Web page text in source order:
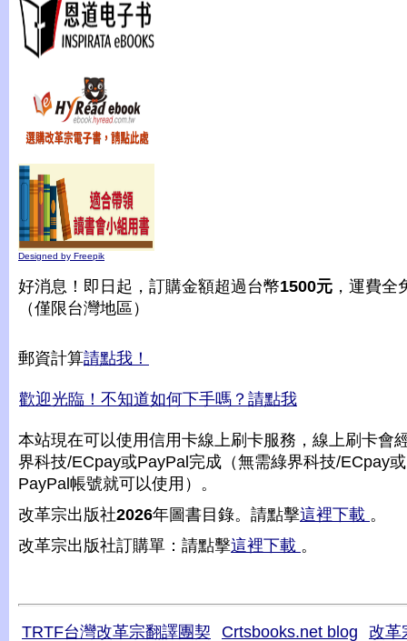
Designed by Freepik
好消息！即日起，訂購金額超過台幣1500元 ，運費全
（僅限台灣地區）
郵資計算請點我！
歡迎光臨！不知道如何下手嗎？請點我
本站現在可以使用信用卡線上刷卡服務，線上刷卡會
界科技/ECpay或PayPal完成（無需綠界科技/ECpay或
PayPal帳號就可以使用）。
改革宗出版社2026年圖書目錄。請點擊這裡下載 。
改革宗出版社訂購單：請點擊這裡下載 。
TRTF台灣改革宗翻譯團契 Crtsbooks.net blog 改革